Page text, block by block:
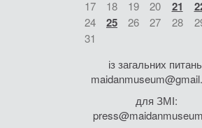
17
18 19 20 21
24
25 26 27 28
31
із загальних
для ЗМІ: